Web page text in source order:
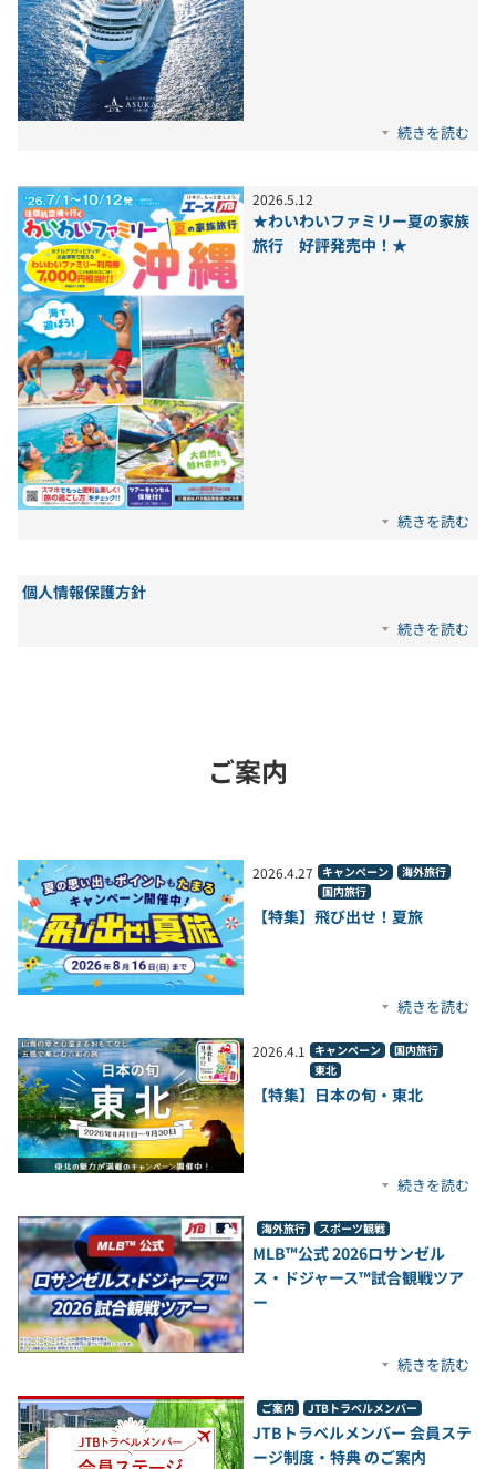
続きを読む
2026.5.12
★わいわいファミリー夏の家族
旅行 好評発売中！★
続きを読む
個人情報保護方針
続きを読む
ご案内
2026.4.27 キャンペーン
海外旅行
国内旅行
【特集】飛び出せ！夏旅
続きを読む
2026.4.1 キャンペーン
国内旅行
東北
【特集】日本の旬・東北
続きを読む
海外旅行 スポーツ観戦
MLB™公式 2026ロサンゼル
ス・ドジャース™試合観戦ツア
ー
続きを読む
ご案内 JTBトラベルメンバー
JTBトラベルメンバー 会員ステ
ージ制度・特典 のご案内